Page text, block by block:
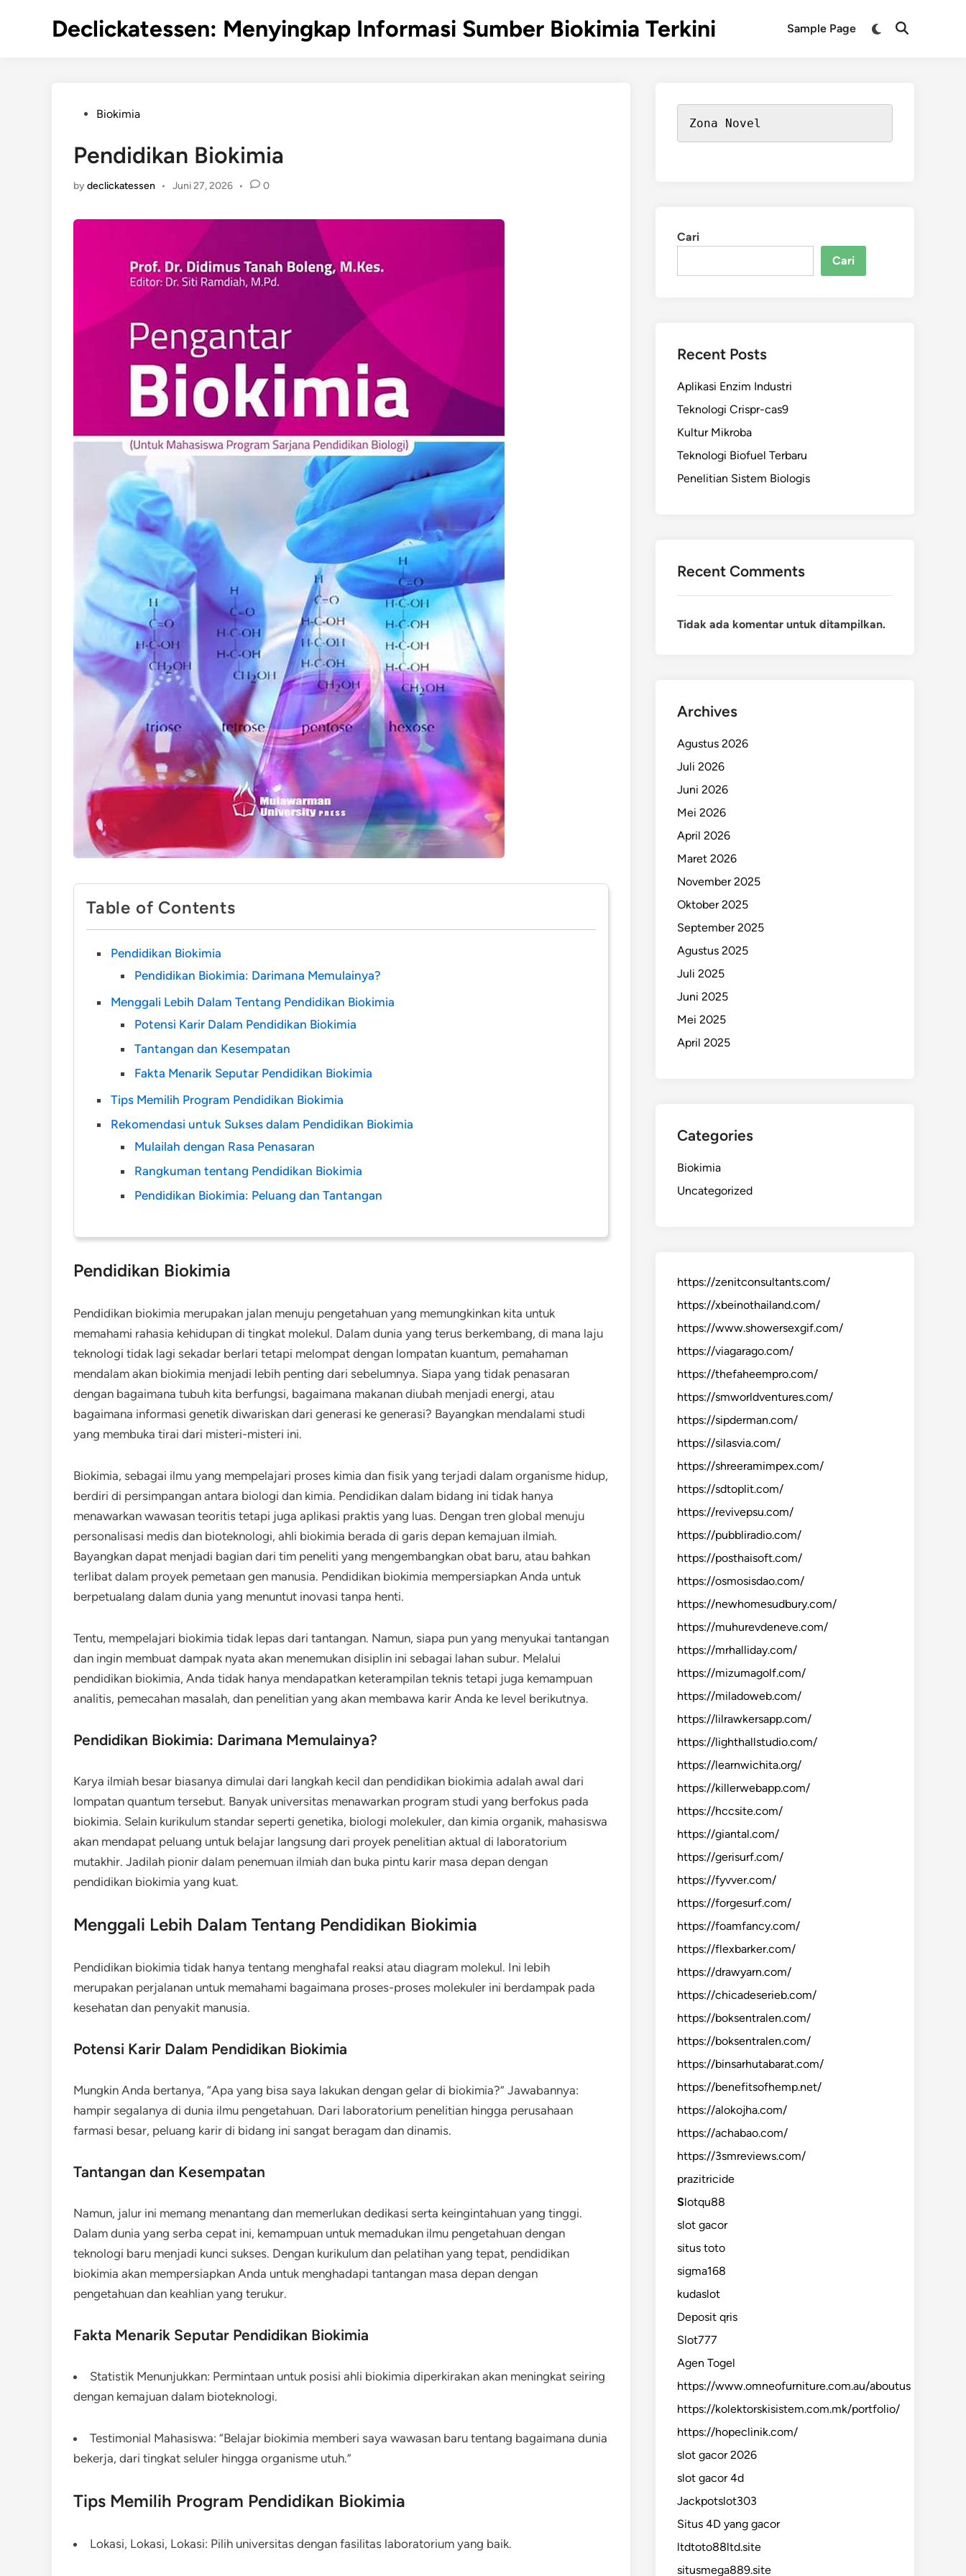
Declickatessen: Menyingkap Informasi Sumber Biokimia Terkini Sample Page
Switch
Open
PostedBiokimia
Pendidikan Biokimia
bydeclickatessen • Juni 27, 2026 • 0
Table of Contents
Pendidikan Biokimia
Pendidikan Biokimia: Darimana Memulainya?
Menggali Lebih Dalam Tentang Pendidikan Biokimia
Potensi Karir Dalam Pendidikan Biokimia
Tantangan dan Kesempatan
Fakta Menarik Seputar Pendidikan Biokimia
Tips Memilih Program Pendidikan Biokimia
Rekomendasi untuk Sukses dalam Pendidikan Biokimia
Mulailah dengan Rasa Penasaran
Rangkuman tentang Pendidikan Biokimia
Pendidikan Biokimia: Peluang dan Tantangan
Pendidikan Biokimia
Pendidikan biokimia merupakan jalan menuju pengetahuan yang memungkinkan kita untuk
memahami rahasia kehidupan di tingkat molekul. Dalam dunia yang terus berkembang, di mana laju
teknologi tidak lagi sekadar berlari tetapi melompat dengan lompatan kuantum, pemahaman
mendalam akan biokimia menjadi lebih penting dari sebelumnya. Siapa yang tidak penasaran
dengan bagaimana tubuh kita berfungsi, bagaimana makanan diubah menjadi energi, atau
bagaimana informasi genetik diwariskan dari generasi ke generasi? Bayangkan mendalami studi
yang membuka tirai dari misteri-misteri ini.
Biokimia, sebagai ilmu yang mempelajari proses kimia dan fisik yang terjadi dalam organisme hidup,
berdiri di persimpangan antara biologi dan kimia. Pendidikan dalam bidang ini tidak hanya
menawarkan wawasan teoritis tetapi juga aplikasi praktis yang luas. Dengan tren global menuju
personalisasi medis dan bioteknologi, ahli biokimia berada di garis depan kemajuan ilmiah.
Bayangkan dapat menjadi bagian dari tim peneliti yang mengembangkan obat baru, atau bahkan
terlibat dalam proyek pemetaan gen manusia. Pendidikan biokimia mempersiapkan Anda untuk
berpetualang dalam dunia yang menuntut inovasi tanpa henti.
Tentu, mempelajari biokimia tidak lepas dari tantangan. Namun, siapa pun yang menyukai tantangan
dan ingin membuat dampak nyata akan menemukan disiplin ini sebagai lahan subur. Melalui
pendidikan biokimia, Anda tidak hanya mendapatkan keterampilan teknis tetapi juga kemampuan
analitis, pemecahan masalah, dan penelitian yang akan membawa karir Anda ke level berikutnya.
Pendidikan Biokimia: Darimana Memulainya?
Karya ilmiah besar biasanya dimulai dari langkah kecil dan pendidikan biokimia adalah awal dari
lompatan quantum tersebut. Banyak universitas menawarkan program studi yang berfokus pada
biokimia. Selain kurikulum standar seperti genetika, biologi molekuler, dan kimia organik, mahasiswa
akan mendapat peluang untuk belajar langsung dari proyek penelitian aktual di laboratorium
mutakhir. Jadilah pionir dalam penemuan ilmiah dan buka pintu karir masa depan dengan
pendidikan biokimia yang kuat.
Menggali Lebih Dalam Tentang Pendidikan Biokimia
Pendidikan biokimia tidak hanya tentang menghafal reaksi atau diagram molekul. Ini lebih
merupakan perjalanan untuk memahami bagaimana proses-proses molekuler ini berdampak pada
kesehatan dan penyakit manusia.
Potensi Karir Dalam Pendidikan Biokimia
Mungkin Anda bertanya, “Apa yang bisa saya lakukan dengan gelar di biokimia?” Jawabannya:
hampir segalanya di dunia ilmu pengetahuan. Dari laboratorium penelitian hingga perusahaan
farmasi besar, peluang karir di bidang ini sangat beragam dan dinamis.
Tantangan dan Kesempatan
Namun, jalur ini memang menantang dan memerlukan dedikasi serta keingintahuan yang tinggi.
Dalam dunia yang serba cepat ini, kemampuan untuk memadukan ilmu pengetahuan dengan
teknologi baru menjadi kunci sukses. Dengan kurikulum dan pelatihan yang tepat, pendidikan
biokimia akan mempersiapkan Anda untuk menghadapi tantangan masa depan dengan
pengetahuan dan keahlian yang terukur.
Fakta Menarik Seputar Pendidikan Biokimia
Statistik Menunjukkan: Permintaan untuk posisi ahli biokimia diperkirakan akan meningkat seiring
dengan kemajuan dalam bioteknologi.
Testimonial Mahasiswa: “Belajar biokimia memberi saya wawasan baru tentang bagaimana dunia
bekerja, dari tingkat seluler hingga organisme utuh.”
Tips Memilih Program Pendidikan Biokimia
Lokasi, Lokasi, Lokasi: Pilih universitas dengan fasilitas laboratorium yang baik.
Zona Novel
Cari
Cari
Recent Posts
Aplikasi Enzim Industri
Teknologi Crispr-cas9
Kultur Mikroba
Teknologi Biofuel Terbaru
Penelitian Sistem Biologis
Recent Comments
Tidak ada komentar untuk ditampilkan.
Archives
Agustus 2026
Juli 2026
Juni 2026
Mei 2026
April 2026
Maret 2026
November 2025
Oktober 2025
September 2025
Agustus 2025
Juli 2025
Juni 2025
Mei 2025
April 2025
Categories
Biokimia
Uncategorized
https://zenitconsultants.com/
https://xbeinothailand.com/
https://www.showersexgif.com/
https://viagarago.com/
https://thefaheempro.com/
https://smworldventures.com/
https://sipderman.com/
https://silasvia.com/
https://shreeramimpex.com/
https://sdtoplit.com/
https://revivepsu.com/
https://pubbliradio.com/
https://posthaisoft.com/
https://osmosisdao.com/
https://newhomesudbury.com/
https://muhurevdeneve.com/
https://mrhalliday.com/
https://mizumagolf.com/
https://miladoweb.com/
https://lilrawkersapp.com/
https://lighthallstudio.com/
https://learnwichita.org/
https://killerwebapp.com/
https://hccsite.com/
https://giantal.com/
https://gerisurf.com/
https://fyvver.com/
https://forgesurf.com/
https://foamfancy.com/
https://flexbarker.com/
https://drawyarn.com/
https://chicadeserieb.com/
https://boksentralen.com/
https://boksentralen.com/
https://binsarhutabarat.com/
https://benefitsofhemp.net/
https://alokojha.com/
https://achabao.com/
https://3smreviews.com/
prazitricide
Slotqu88
slot gacor
situs toto
sigma168
kudaslot
Deposit qris
Slot777
Agen Togel
https://www.omneofurniture.com.au/aboutus
https://kolektorskisistem.com.mk/portfolio/
https://hopeclinik.com/
slot gacor 2026
slot gacor 4d
Jackpotslot303
Situs 4D yang gacor
ltdtoto88ltd.site
situsmega889.site